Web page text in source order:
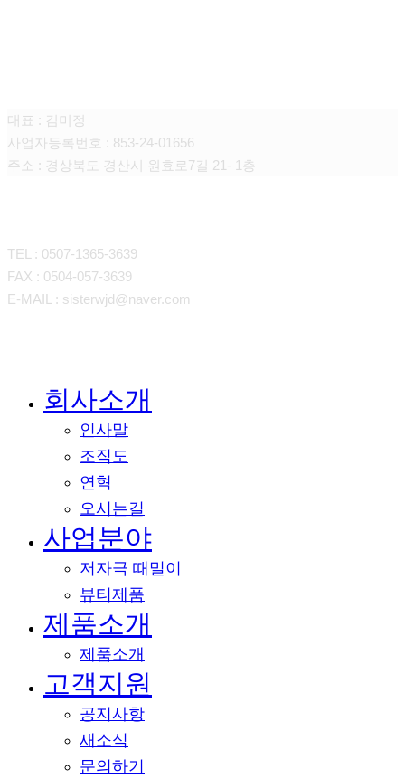
대표 : 김미정
사업자등록번호 : 853-24-01656
주소 : 경상북도 경산시 원효로7길 21- 1층
TEL : 0507-1365-3639
FAX : 0504-057-3639
E-MAIL : sisterwjd@naver.com
회사소개
인사말
조직도
연혁
오시는길
사업분야
저자극 때밀이
뷰티제품
제품소개
제품소개
고객지원
공지사항
새소식
문의하기